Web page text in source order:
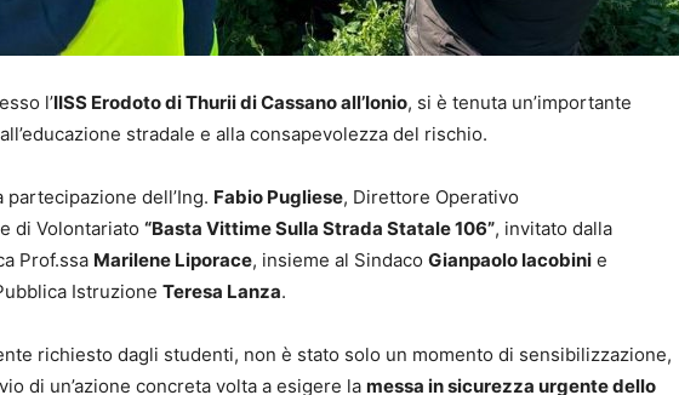
l’IISS Erodoto di Thurii di Cassano all’Ionio, si è tenuta un’importante
stradale e alla consapevolezza del rischio.
partecipazione dell’Ing. Fabio Pugliese, Direttore Operativo
di Volontariato “Basta Vittime Sulla Strada Statale 106”, invitato dalla
Prof.ssa Marilene Liporace, insieme al Sindaco Gianpaolo Iacobini e
Istruzione Teresa Lanza.
richiesto dagli studenti, non è stato solo un momento di sensibilizzazione,
di un’azione concreta volta a esigere la messa in sicurezza urgente dello